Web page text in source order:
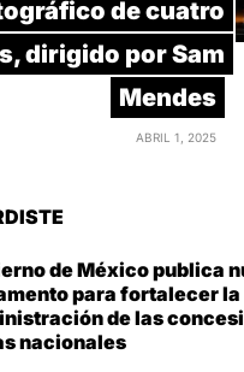
de cuatro
dirigido por Sam
Mendes
ABRIL 1, 2025
de México publica
para fortalecer la
de las
nacionales